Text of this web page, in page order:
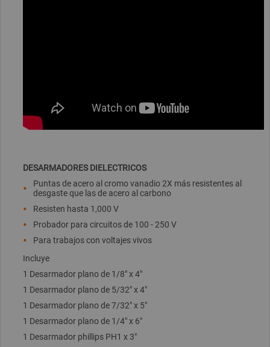
DESARMADORES DIELECTRICOS
Puntas de acero al cromo vanadio 2X más resistentes al
desgaste que las de acero al carbono
Resisten hasta 1,000 V
Probador para circuitos de 100 - 250 V
Para trabajos con voltajes vivos
Incluye
1 Desarmador plano de 1/8" x 4"
1 Desarmador plano de 5/32" x 4"
1 Desarmador plano de 7/32" x 5"
1 Desarmador plano de 1/4" x 6"
1 Desarmador phillips PH1 x 3"